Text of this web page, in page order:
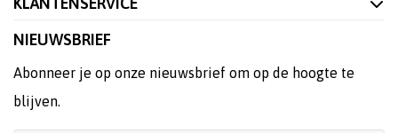
NIEUWSBRIEF
Abonneer je op onze nieuwsbrief om op de hoogte te
blijven.